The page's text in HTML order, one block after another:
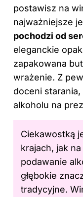
postawisz na
najważniejsze
pochodzi od
eleganckie
zapakowana
wrażenie. Z
doceni
alkoholu na
Ciekawostką
krajach, jak
podawanie
głębokie
tradycyjne.